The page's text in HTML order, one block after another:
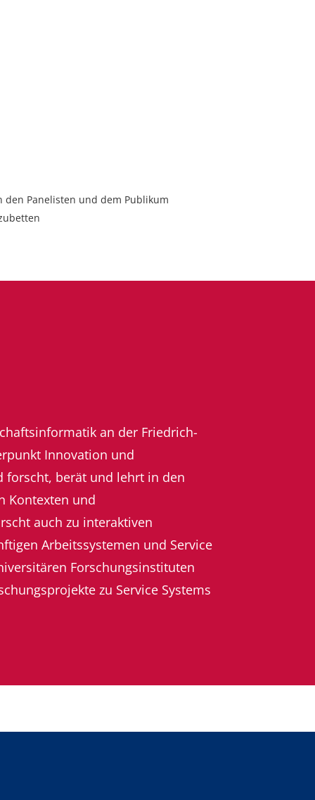
Panelisten und dem Publikum
an der Friedrich-
Innovation und
forscht, berät und lehrt in den
Kontexten und
auch zu interaktiven
Arbeitssystemen und Service
Forschungsinstituten
zu Service Systems